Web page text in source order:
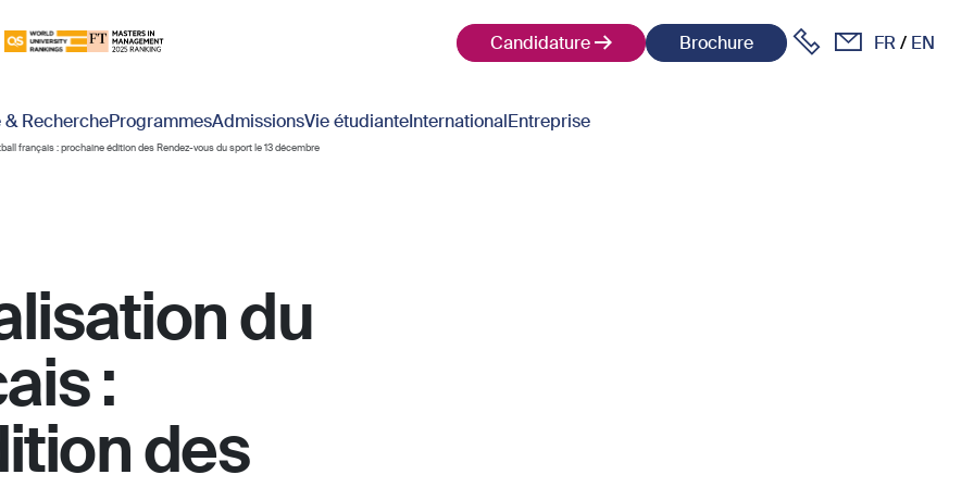
Candidature
Brochure FR EN
& RechercheProgrammesAdmissionsVie étudianteInternationalEntreprise
français : prochaine édition des Rendez-vous du sport le 13 décembre
du
:
des